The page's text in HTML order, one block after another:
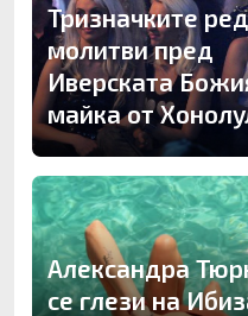
Тризначките
молитви пред
Иверската
майка от
Александра
се глези на